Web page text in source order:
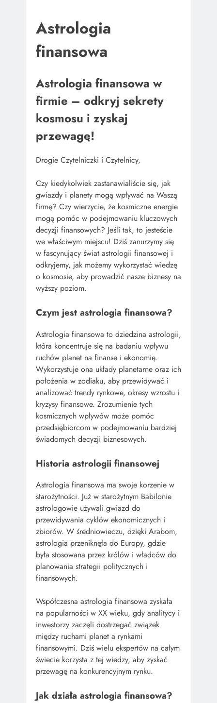
Astrologia
finansowa
Astrologia finansowa w
firmie – odkryj sekrety
kosmosu i zyskaj
przewagę!
Drogie Czytelniczki i Czytelnicy,
Czy kiedykolwiek zastanawialiście się, jak
gwiazdy i planety mogą wpływać na Waszą
firmę? Czy wierzycie, że kosmiczne energie
mogą pomóc w podejmowaniu kluczowych
decyzji finansowych? Jeśli tak, to jesteście
we właściwym miejscu! Dziś zanurzymy się
w fascynujący świat astrologii finansowej i
odkryjemy, jak możemy wykorzystać wiedzę
o kosmosie, aby prowadzić nasze biznesy na
wyższy poziom.
Czym jest astrologia finansowa?
Astrologia finansowa to dziedzina astrologii,
która koncentruje się na badaniu wpływu
ruchów planet na finanse i ekonomię.
Wykorzystuje ona układy planetarne oraz ich
położenia w zodiaku, aby przewidywać i
analizować trendy rynkowe, okresy wzrostu i
kryzysy finansowe. Zrozumienie tych
kosmicznych wpływów może pomóc
przedsiębiorcom w podejmowaniu bardziej
świadomych decyzji biznesowych.
Historia astrologii finansowej
Astrologia finansowa ma swoje korzenie w
starożytności. Już w starożytnym Babilonie
astrologowie używali gwiazd do
przewidywania cyklów ekonomicznych i
zbiorów. W średniowieczu, dzięki Arabom,
astrologia przeniknęła do Europy, gdzie
była stosowana przez królów i władców do
planowania strategii politycznych i
finansowych.
Współczesna astrologia finansowa zyskała
na popularności w XX wieku, gdy analitycy i
inwestorzy zaczęli dostrzegać związek
między ruchami planet a rynkami
finansowymi. Dziś wielu ekspertów na całym
świecie korzysta z tej wiedzy, aby zyskać
przewagę na konkurencyjnym rynku.
Jak działa astrologia finansowa?